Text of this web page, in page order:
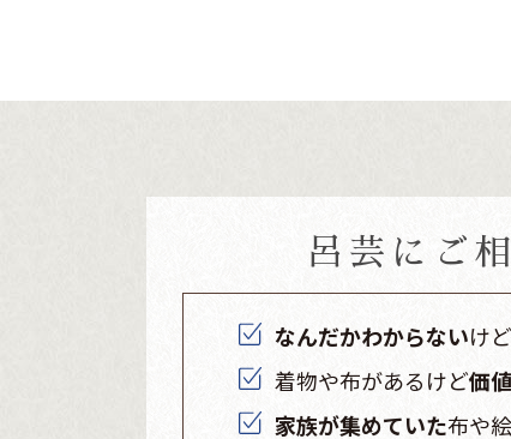
呂芸にご
なんだかわからないけ
着物や布があるけど価
家族が集めていた布や